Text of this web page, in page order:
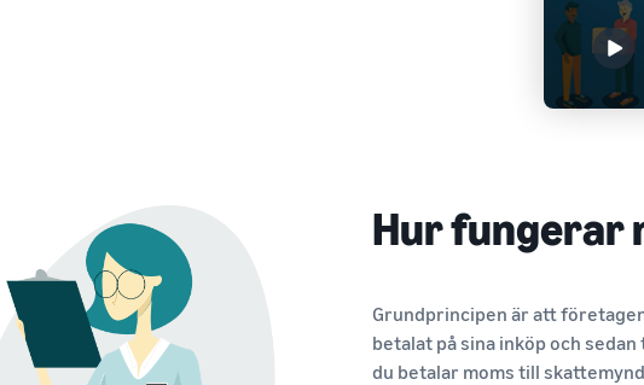
Hur fungerar
Grundprincipen är att
betalat på sina inköp och
du betalar moms till